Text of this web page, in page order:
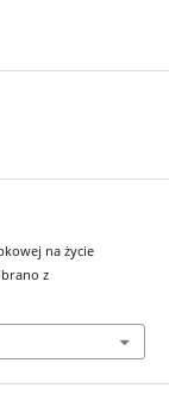
na życie
z